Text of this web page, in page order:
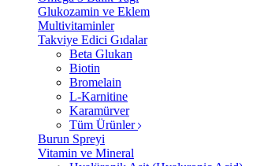
Glukozamin ve Eklem
Multivitaminler
Takviye Edici Gıdalar
Beta Glukan
Biotin
Bromelain
L-Karnitine
Karamürver
Tüm Ürünler
Burun Spreyi
Vitamin ve Mineral